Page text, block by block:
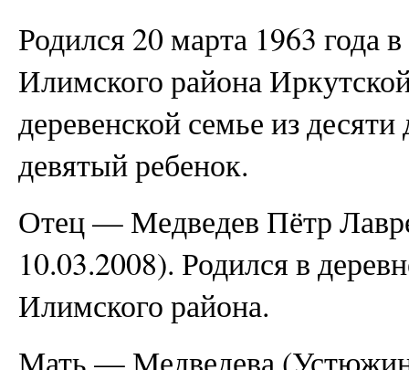
Родился 20 марта 1963
Илимского района
деревенской семье из
девятый ребенок.
Отец — Медведев Пётр
10.03.2008). Родился в
Илимского района.